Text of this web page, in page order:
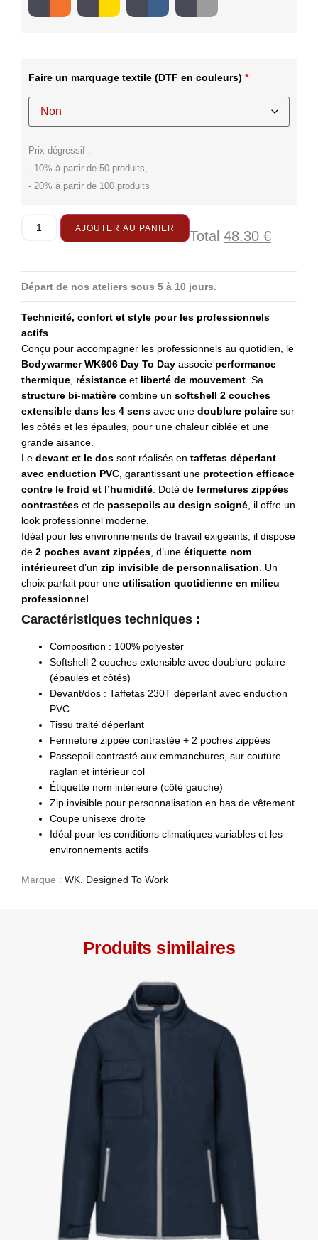
Faire un marquage textile (DTF en couleurs) *
Prix dégressif :
- 10% à partir de 50 produits,
- 20% à partir de 100 produits
AJOUTER AU PANIER Total 48.30 €
Départ de nos ateliers sous 5 à 10 jours.
Technicité, confort et style pour les professionnels
actifs
Conçu pour accompagner les professionnels au quotidien, le
Bodywarmer WK606 Day To Day associe performance
thermique résistance et liberté de mouvement . Sa
structure bi-matière combine un softshell 2 couches
extensible dans les 4 sens avec une doublure polaire sur
les côtés et les épaules, pour une chaleur ciblée et une
grande aisance.
Le devant et le dos sont réalisés en taffetas déperlant
avec enduction PVC , garantissant une protection efficace
contre le froid et l’humidité . Doté de fermetures zippées
contrastées et de passepoils au design soigné , il offre un
look professionnel moderne.
Idéal pour les environnements de travail exigeants, il dispose
de 2 poches avant zippées , d’une étiquette nom
intérieureet d’un zip invisible de personnalisation . Un
choix parfait pour une utilisation quotidienne en milieu
professionnel
Caractéristiques techniques :
Composition : 100% polyester
Softshell 2 couches extensible avec doublure polaire
(épaules et côtés)
Devant/dos : Taffetas 230T déperlant avec enduction
PVC
Tissu traité déperlant
Fermeture zippée contrastée + 2 poches zippées
Passepoil contrasté aux emmanchures, sur couture
raglan et intérieur col
Étiquette nom intérieure (côté gauche)
Zip invisible pour personnalisation en bas de vêtement
Coupe unisexe droite
Idéal pour les conditions climatiques variables et les
environnements actifs
Marque : WK. Designed To Work
Produits similaires